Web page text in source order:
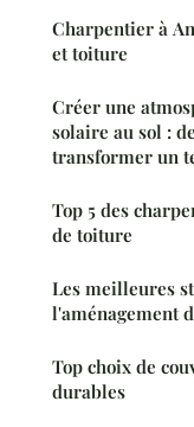
Charpentier à
et toiture
Créer une
solaire au sol :
transformer un
Top 5 des
de toiture
Les meilleures
l'aménagement
Top choix de
durables